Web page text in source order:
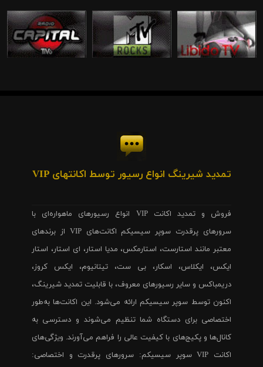
تمدید شیرینگ انواع رسیور توسط اکانتهای VIP
فروش و تمدید اکانت VIP انواع رسیورهای ماهواره‌ای با
سرورهای پرقدرت سوپر سیسیکم اکانت‌های VIP از برندهای
معتبر مانند استارست، استارمکس، مدیا استار، ای استار، استار
ایکس، ایکلاس، اسکار، بی ست، تیتانیوم، ایکس کروز،
دریمباکس و سایر رسیورهای معروف، با قابلیت تمدید شیرینگ،
اکنون توسط سوپر سیسیکم ارائه می‌شود. این اکانت‌ها به‌طور
اختصاصی برای دستگاه شما تنظیم می‌شوند و دسترسی به
کانال‌ها و پکیج‌های با کیفیت عالی را فراهم می‌آورند. ویژگی‌های
اکانت VIP سوپر سیسیکم: سرورهای پرقدرت و اختصاصی: